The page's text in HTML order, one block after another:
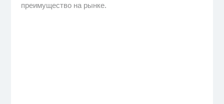
преимущество на рынке.